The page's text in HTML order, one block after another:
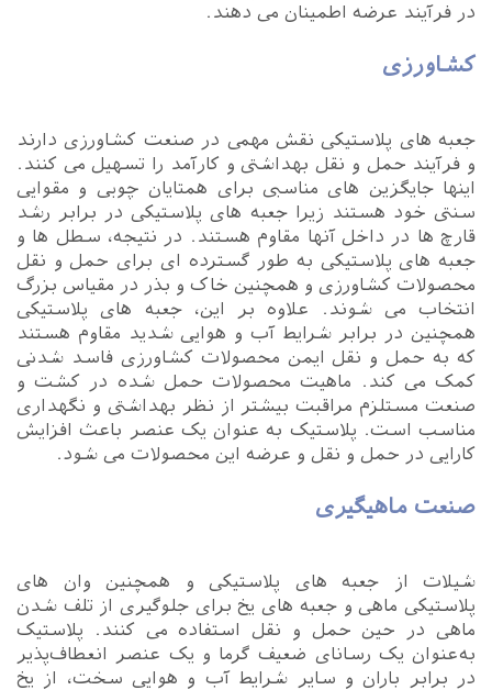
در فرآیند عرضه اطمینان می دهند.
کشاورزی
جعبه های پلاستیکی نقش مهمی در صنعت کشاورزی دارند
و فرآیند حمل و نقل بهداشتی و کارآمد را تسهیل می کنند.
اینها جایگزین های مناسبی برای همتایان چوبی و مقوایی
سنتی خود هستند زیرا جعبه های پلاستیکی در برابر رشد
قارچ ها در داخل آنها مقاوم هستند. در نتیجه، سطل ها و
جعبه های پلاستیکی به طور گسترده ای برای حمل و نقل
محصولات کشاورزی و همچنین خاک و بذر در مقیاس بزرگ
انتخاب می شوند. علاوه بر این، جعبه های پلاستیکی
همچنین در برابر شرایط آب و هوایی شدید مقاوم هستند
که به حمل و نقل ایمن محصولات کشاورزی فاسد شدنی
کمک می کند. ماهیت محصولات حمل شده در کشت و
صنعت مستلزم مراقبت بیشتر از نظر بهداشتی و نگهداری
مناسب است. پلاستیک به عنوان یک عنصر باعث افزایش
کارایی در حمل و نقل و عرضه این محصولات می شود.
صنعت ماهیگیری
شیلات از جعبه های پلاستیکی و همچنین وان های
پلاستیکی ماهی و جعبه های یخ برای جلوگیری از تلف شدن
ماهی در حین حمل و نقل استفاده می کنند. پلاستیک
به‌عنوان یک رسانای ضعیف گرما و یک عنصر انعطاف‌پذیر
در برابر باران و سایر شرایط آب و هوایی سخت، از یخ